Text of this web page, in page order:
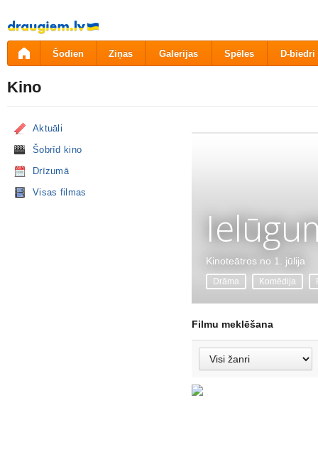
Pāriet
uz
saturu
Šodien Ziņas Galerijas Spēles D-biedri
Kino
Aktuāli
Šobrīd kino
Drīzumā
Visas filmas
Kinoteātros no 1. jūlija
Drāma Komēdija
Filmu meklēšana